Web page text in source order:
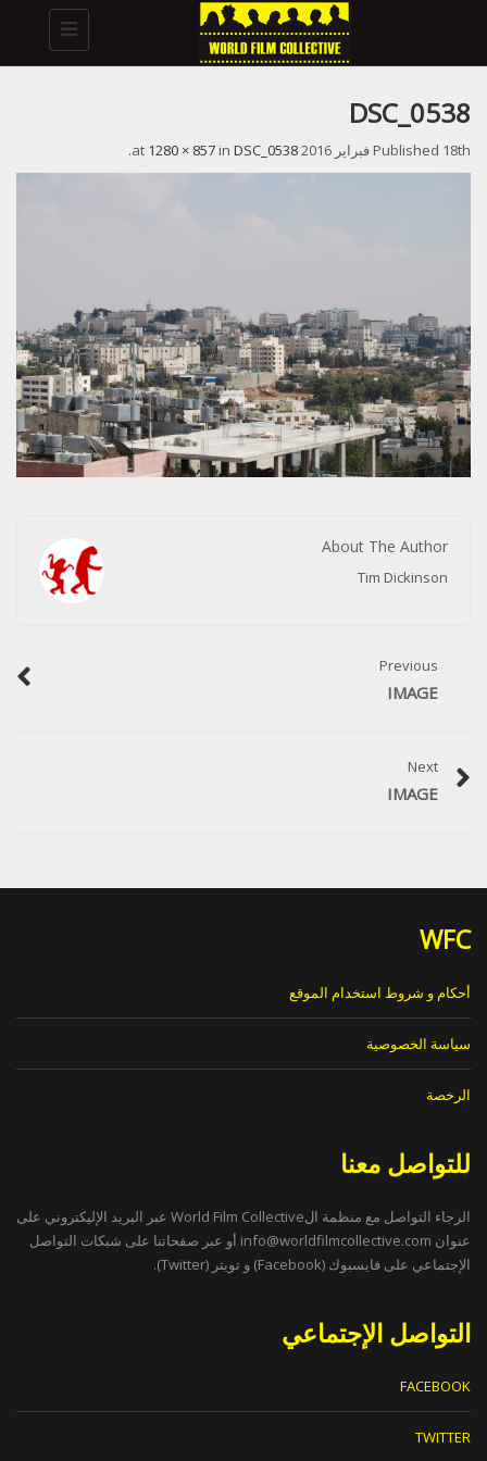
Toggle
navigation
DSC_0538
Published 18th فبراير 2016 1280 × 857 in DSC_0538
.
About The Author
Tim Dickinson
Previous
IMAGE
Next
IMAGE
WFC
أحكام و شروط استخدام الموقع
سياسة الخصوصية
الرخصة
للتواصل معنا
الرجاء التواصل مع منظمة الWorld Film Collective عبر البريد الإليكتروني على
عنوان info@worldfilmcollective.com أو عبر صفحاتنا على شبكات التواصل
الإجتماعي على فايسبوك (Facebook) و تويتر (Twitter).
التواصل الإجتماعي
FACEBOOK
TWITTER